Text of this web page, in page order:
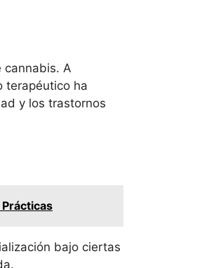
cannabis. A
terapéutico ha
y los trastornos
bajo ciertas